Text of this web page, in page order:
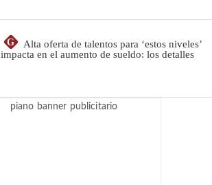
G
Alta oferta de talentos para ‘estos niveles’
impacta en el aumento de sueldo: los detalles